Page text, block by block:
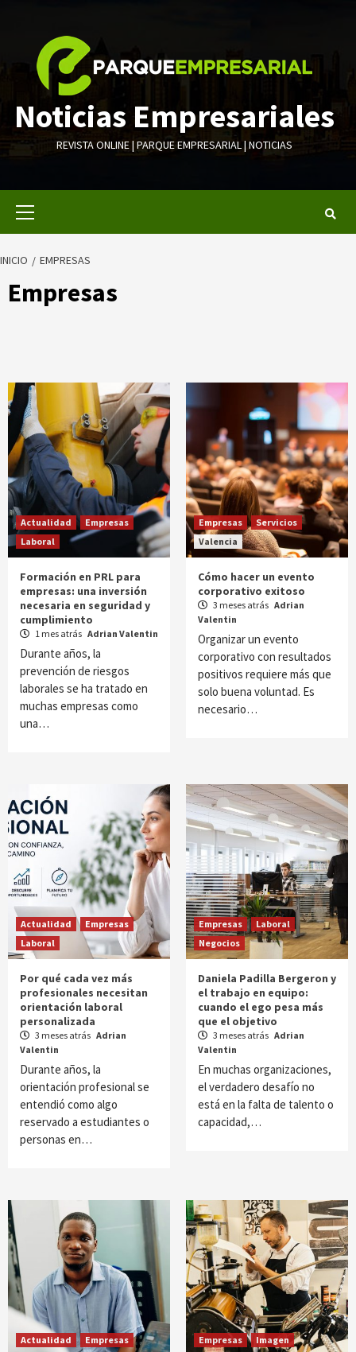
contenido
Noticias Empresariales
REVISTA ONLINE | PARQUE EMPRESARIAL | NOTICIAS
INICIO EMPRESAS
Empresas
Actualidad
Empresas
Laboral
Formación en PRL para
empresas: una inversión
necesaria en seguridad y
cumplimiento
1 mes atrás Adrian Valentin
Durante años, la
prevención de riesgos
laborales se ha tratado en
muchas empresas como
una…
Empresas
Servicios
Valencia
Cómo hacer un evento
corporativo exitoso
3 meses atrás Adrian
Valentin
Organizar un evento
corporativo con resultados
positivos requiere más que
solo buena voluntad. Es
necesario…
Actualidad
Empresas
Laboral
Por qué cada vez más
profesionales necesitan
orientación laboral
personalizada
3 meses atrás Adrian
Valentin
Durante años, la
orientación profesional se
entendió como algo
reservado a estudiantes o
personas en…
Empresas
Laboral
Negocios
Daniela Padilla Bergeron y
el trabajo en equipo:
cuando el ego pesa más
que el objetivo
3 meses atrás Adrian
Valentin
En muchas organizaciones,
el verdadero desafío no
está en la falta de talento o
capacidad,…
Actualidad
Empresas
Empresas
Imagen